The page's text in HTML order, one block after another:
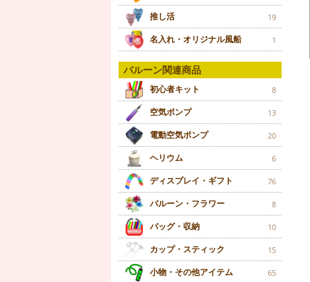
推し活 19
名入れ・オリジナル風船 1
バルーン関連商品
初心者キット 8
空気ポンプ 13
電動空気ポンプ 20
ヘリウム 6
ディスプレイ・ギフト 76
バルーン・フラワー 8
バッグ・収納 10
カップ・スティック 15
小物・その他アイテム 65